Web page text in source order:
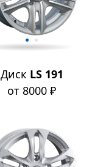
Диск LS 191
от 8000 ₽